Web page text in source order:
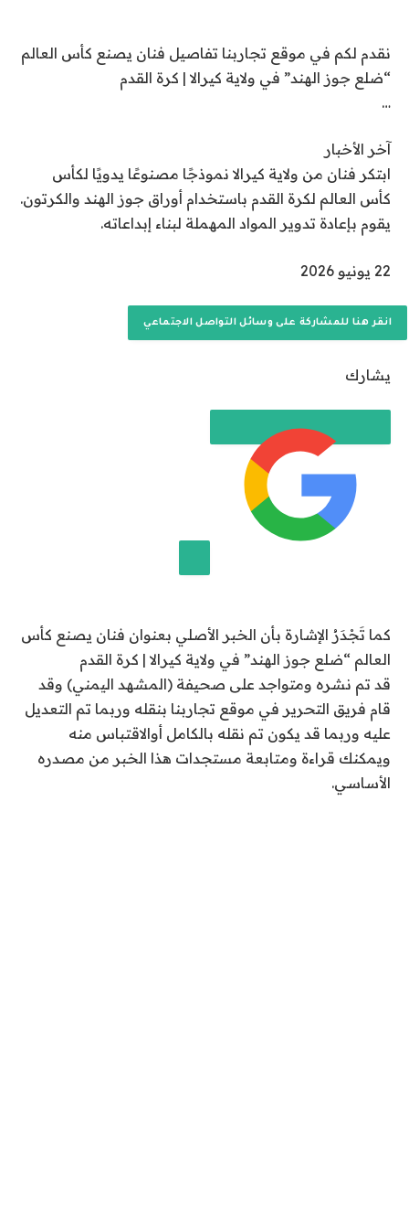
ي
ن
و
2
0
2
نقدم لكم في موقع تجاربنا تفاصيل فنان يصنع كأس العالم
“ضلع جوز الهند” في ولاية كيرالا | كرة القدم
…
آخر الأخبار
ابتكر فنان من ولاية كيرالا نموذجًا مصنوعًا يدويًا لكأس
كأس العالم لكرة القدم باستخدام أوراق جوز الهند والكرتون.
يقوم بإعادة تدوير المواد المهملة لبناء إبداعاته.
ت
ا
ل
ر
ب
ي
و
ن
ي
و
2
0
22 يونيو 2026
انقر هنا للمشاركة على وسائل التواصل الاجتماعي
يشارك
كما تَجْدَرُ الإشارة بأن الخبر الأصلي بعنوان فنان يصنع كأس
العالم “ضلع جوز الهند” في ولاية كيرالا | كرة القدم
قد تم نشره ومتواجد على صحيفة (المشهد اليمني) وقد
قام فريق التحرير في موقع تجاربنا بنقله وربما تم التعديل
عليه وربما قد يكون تم نقله بالكامل أوالاقتباس منه
ويمكنك قراءة ومتابعة مستجدات هذا الخبر من مصدره
الأساسي.